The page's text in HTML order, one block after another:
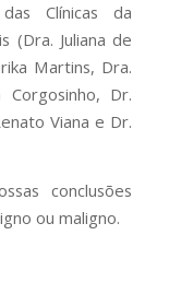
Clínicas da
(Dra. Juliana de
Martins, Dra.
Corgosinho, Dr.
Viana e Dr.
conclusões
ou maligno.